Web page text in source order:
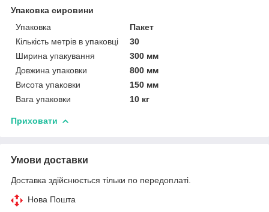
Упаковка сировини
Упаковка
Пакет
Кількість метрів в упаковці
30
Ширина упакування
300 мм
Довжина упаковки
800 мм
Висота упаковки
150 мм
Вага упаковки
10 кг
Приховати
Умови доставки
Доставка здійснюється тільки по передоплаті.
Нова Пошта